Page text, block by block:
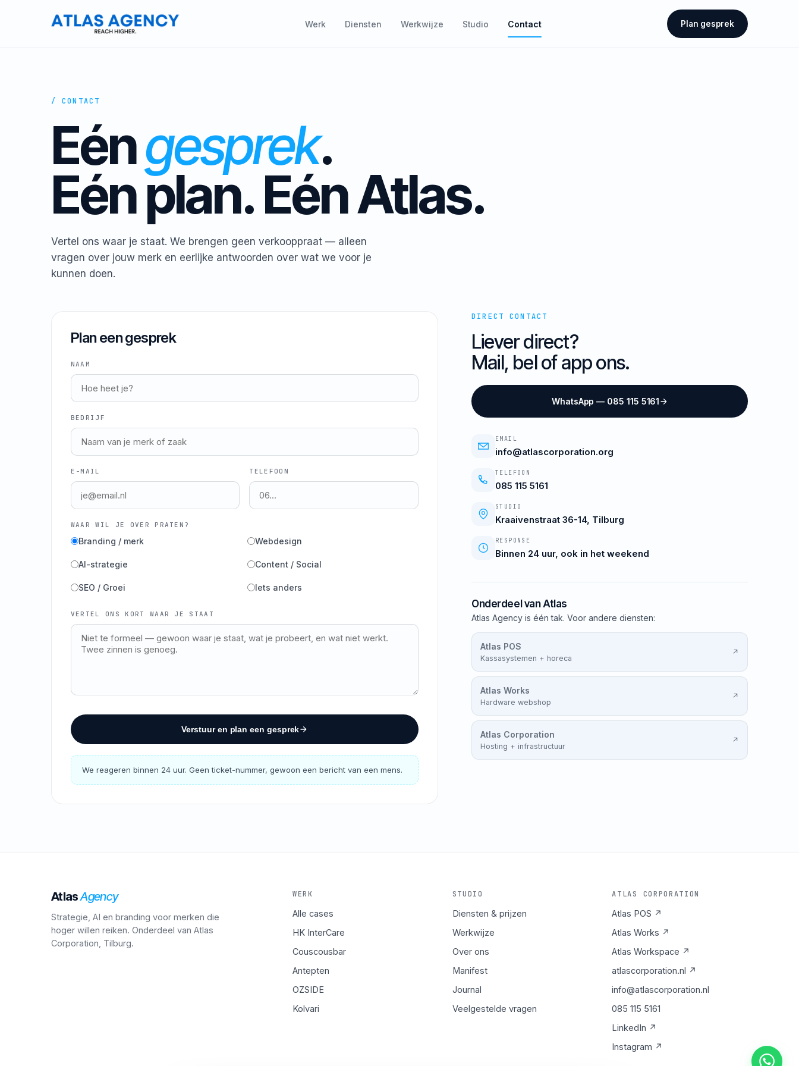
Werk Diensten Werkwijze Studio Contact Plan gesprek
/ CONTACT
Eéngesprek.
Eén plan. Eén Atlas.
Vertel ons waar je staat. We brengen geen verkooppraat — alleen
vragen over jouw merk en eerlijke antwoorden over wat we voor je
kunnen doen.
Plan een gesprek
NAAM
BEDRIJF
E-MAIL TELEFOON
WAAR WIL JE OVER PRATEN?
Branding / merk Webdesign
AI-strategie Content / Social
SEO / Groei Iets anders
VERTEL ONS KORT WAAR JE STAAT
Verstuur en plan een gesprek
We reageren binnen 24 uur. Geen ticket-nummer, gewoon een bericht van een mens.
DIRECT CONTACT
Liever direct?
Mail, bel of app ons.
WhatsApp — 085 115 5161
EMAIL
info@atlascorporation.org
TELEFOON
085 115 5161
STUDIO
Kraaivenstraat 36-14, Tilburg
RESPONSE
Binnen 24 uur, ook in het weekend
Onderdeel van Atlas
Atlas Agency is één tak. Voor andere diensten:
Atlas POS
Kassasystemen + horeca
↗
Atlas Works
Hardware webshop
↗
Atlas Corporation
Hosting + infrastructuur
↗
AtlasAgency
Strategie, AI en branding voor merken die
hoger willen reiken. Onderdeel van Atlas
Corporation, Tilburg.
WERK
Alle cases
HK InterCare
Couscousbar
Antepten
OZSIDE
Kolvari
STUDIO
Diensten & prijzen
Werkwijze
Over ons
Manifest
Journal
Veelgestelde vragen
ATLAS CORPORATION
Atlas POS ↗
Atlas Works ↗
Atlas Workspace ↗
atlascorporation.nl ↗
info@atlascorporation.nl
085 115 5161
LinkedIn ↗
Instagram ↗